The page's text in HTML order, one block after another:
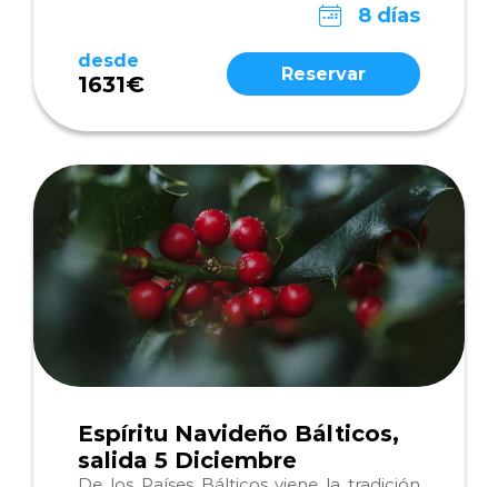
8 días
desde
1631€ Reservar
Espíritu Navideño Bálticos,
salida 5 Diciembre